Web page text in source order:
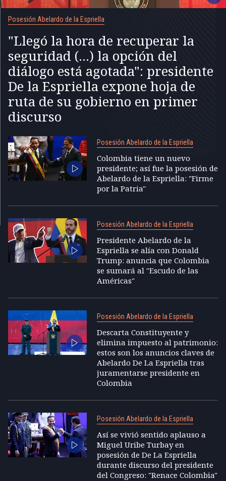
Posesión Abelardo de la Espriella
"Llegó la hora de recuperar la
seguridad (...) la opción del
diálogo está agotada": presidente
De la Espriella expone hoja de
ruta de su gobierno en primer
discurso
Posesión Abelardo de la Espriella
Colombia tiene un nuevo
presidente; así fue la posesión de
Abelardo de la Espriella: "Firme
por la Patria"
Posesión Abelardo de la Espriella
Presidente Abelardo de la
Espriella se alía con Donald
Trump: anuncia que Colombia
se sumará al "Escudo de las
Américas"
Posesión Abelardo de la Espriella
Descarta Constituyente y
elimina impuesto al patrimonio:
estos son los anuncios claves de
Abelardo De La Espriella tras
juramentarse presidente en
Colombia
Posesión Abelardo de la Espriella
Así se vivió sentido aplauso a
Miguel Uribe Turbay en
posesión de De La Espriella
durante discurso del presidente
del Congreso: "Renace Colombia"